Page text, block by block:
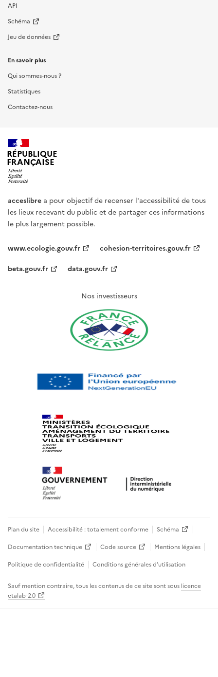
API
Schéma
Jeu de données
En savoir plus
Qui sommes-nous ?
Statistiques
Contactez-nous
RÉPUBLIQUE
FRANÇAISE
acceslibre a pour objectif de recenser l'accessibilité de tous
les lieux recevant du public et de partager ces informations
le plus largement possible.
www.ecologie.gouv.fr
cohesion-territoires.gouv.fr
beta.gouv.fr
data.gouv.fr
Nos investisseurs
Plan du site Accessibilité : totalement conforme
Schéma
Documentation technique
Code source
Mentions légales
Politique de confidentialité
Conditions générales d’utilisation
Sauf mention contraire, tous les contenus de ce site sont sous licence
etalab-2.0